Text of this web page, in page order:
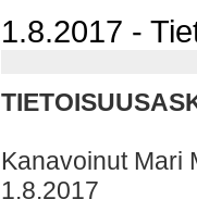
1.8.2017 -
Kanavoinut Mari
1.8.2017